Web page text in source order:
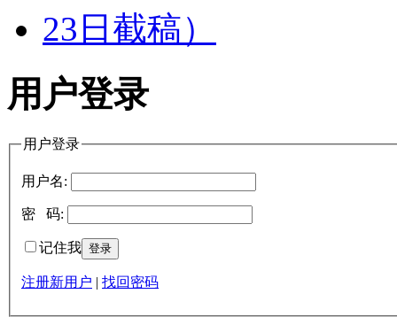
用户登录
用户登录
用户名:
密 码:
记住我
注册新用户 找回密码